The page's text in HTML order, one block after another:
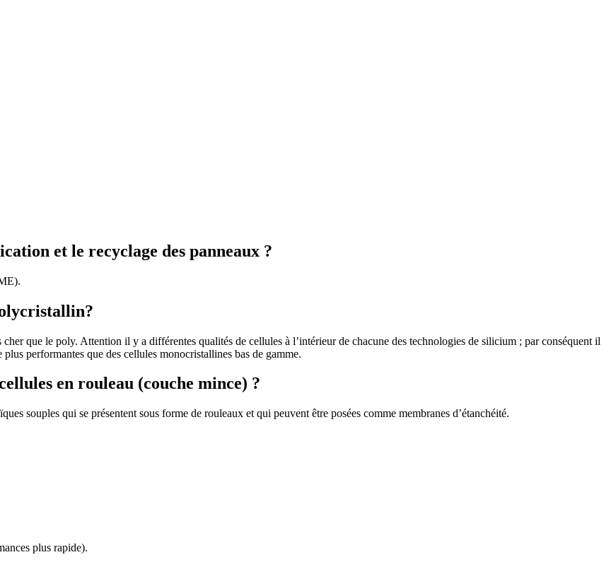
et le recyclage des panneaux ?
que le poly. Attention il y a différentes qualités de cellules à l’intérieur de chacune des technologies de silicium ; par conséquent il
performantes que des cellules monocristallines bas de gamme.
en rouleau (couche mince) ?
souples qui se présentent sous forme de rouleaux et qui peuvent être posées comme membranes d’étanchéité.
plus rapide).